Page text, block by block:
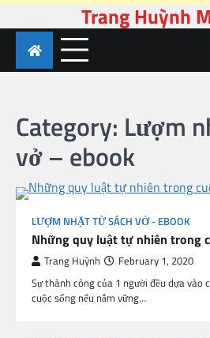
to
content
Trang Huỳnh
Category: Lượm
vở – ebook
LƯỢM NHẶT TỪ SÁCH VỞ - EBOOK
Những quy luật tự nhiên trong
Trang Huỳnh February 1, 2020
Sự thành công của 1 người đều dựa vào
cuộc sống nếu nắm vững…